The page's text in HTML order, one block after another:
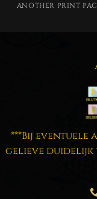
ANOTHER PRINT
***Bij eventuele
gelieve duidelijk